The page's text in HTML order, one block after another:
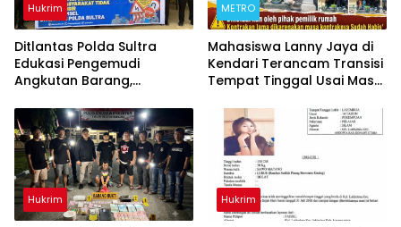
Hukrim
Ditlantas Polda Sultra
Edukasi Pengemudi
Angkutan Barang,
Kendaraan Demi
Keselamatan Berlalu Lintas
METRO
Mahasiswa Lanny Jaya di
Kendari Terancam Transisi
Tempat Tinggal Usai Masa
Hukrim Hukrim